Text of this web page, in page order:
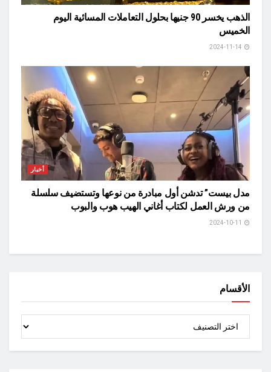
الذهب يخسر 90 جنيها بحلول التعاملات المسائية اليوم
الخميس
أخبار
مدل بيست” تدشن أول مبادرة من نوعها وتستضيف سلسلة
من ورش العمل لكتاب أغاني الهيب هوب والبوب
الأقسام